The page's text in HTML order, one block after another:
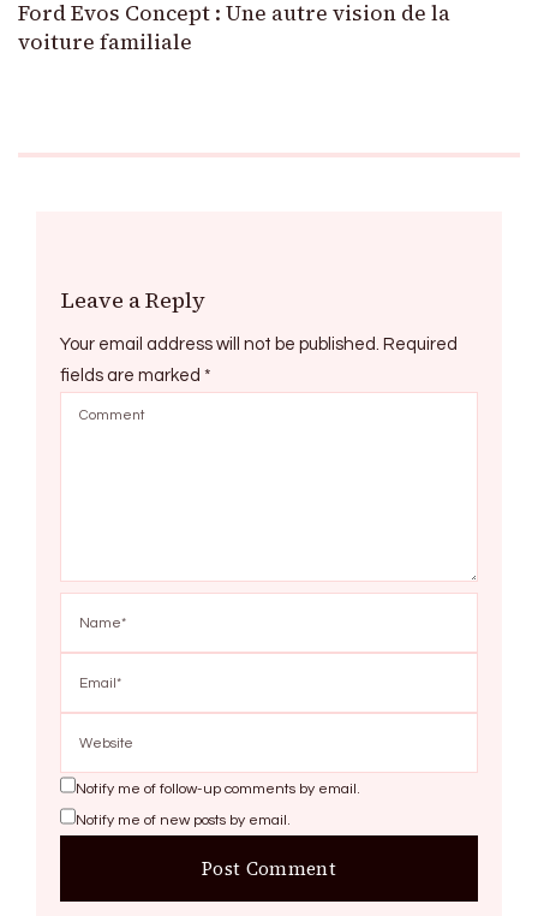
Ford Evos Concept : Une autre vision de la
voiture familiale
Leave a Reply
Your email address will not be published. Required
fields are marked *
Notify me of follow-up comments by email.
Notify me of new posts by email.